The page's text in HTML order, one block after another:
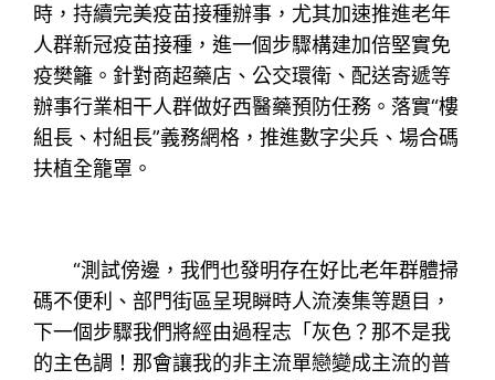
時，持續完美疫苗接種辦事，尤其加速推進老年
人群新冠疫苗接種，進一個步驟構建加倍堅實免
疫樊籬。針對商超藥店、公交環衛、配送寄遞等
辦事行業相干人群做好西醫藥預防任務。落實“樓
組長、村組長”義務網格，推進數字尖兵、場合碼
扶植全籠罩。
“測試傍邊，我們也發明存在好比老年群體掃
碼不便利、部門街區呈現瞬時人流湊集等題目，
下一個步驟我們將經由過程志「灰色？那不是我
的主色調！那會讓我的非主流單戀變成主流的普